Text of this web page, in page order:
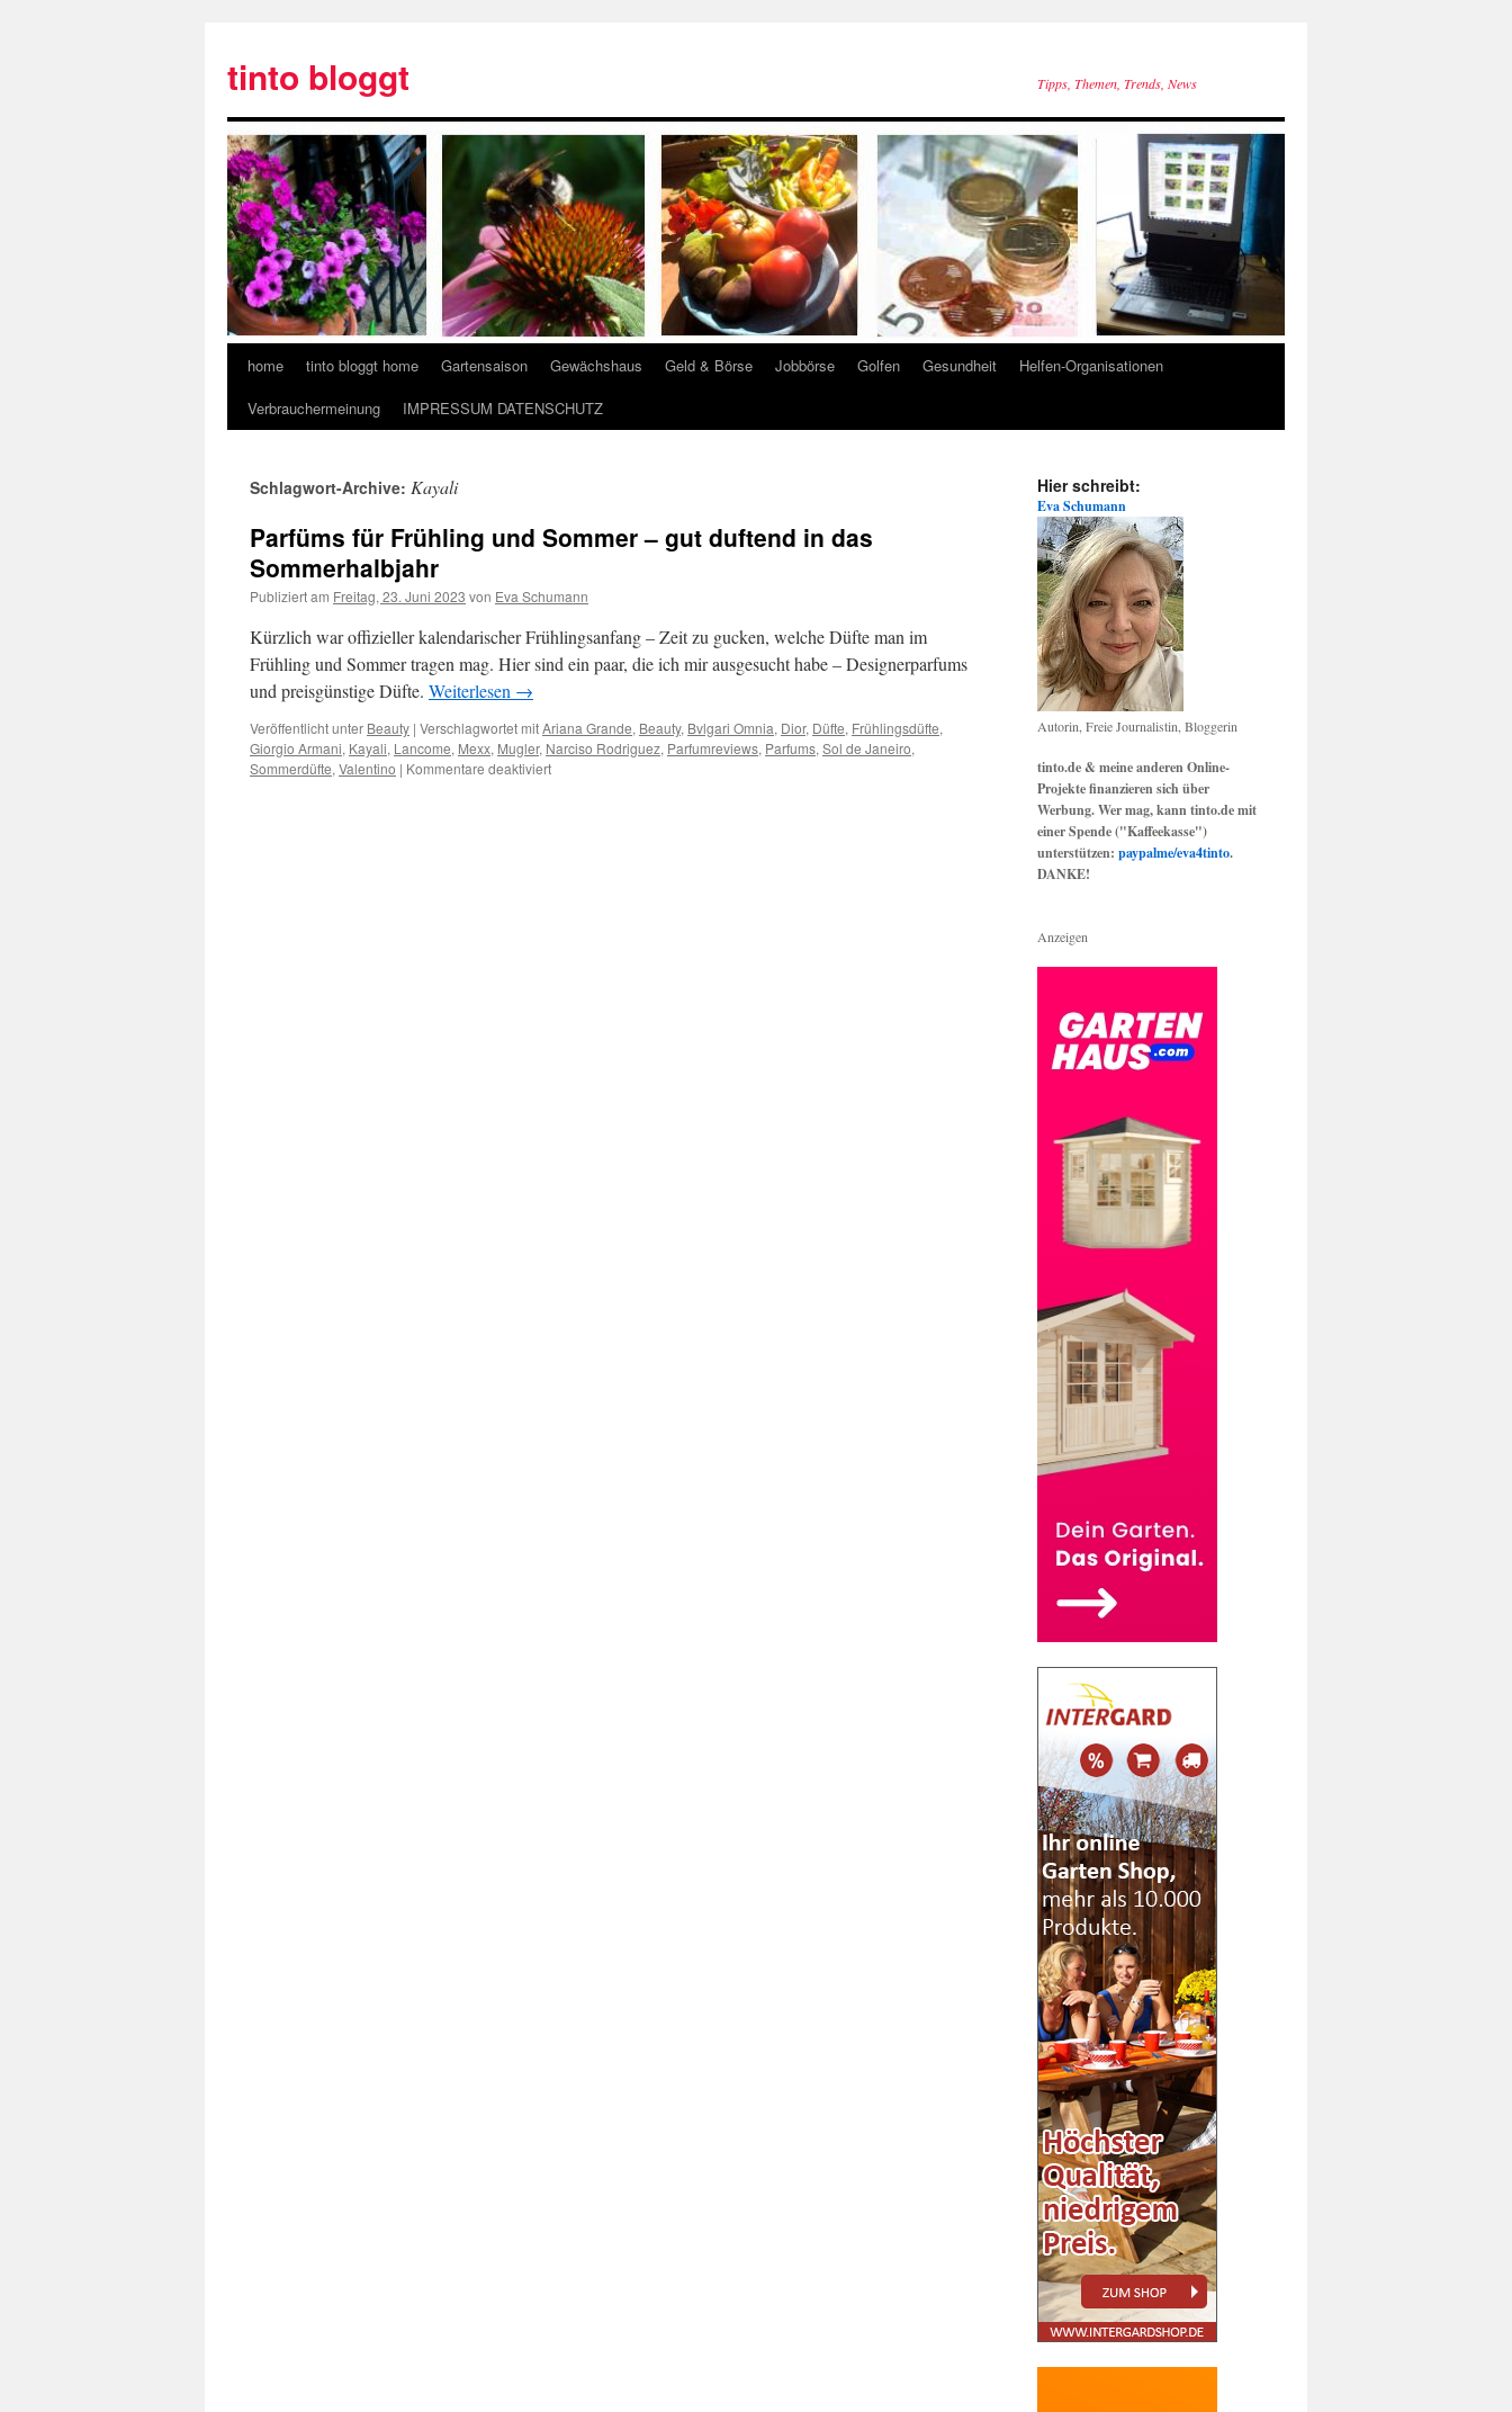
tinto bloggt Tipps, Themen, Trends, News
home tinto bloggt home Gartensaison Gewächshaus Geld & Börse Jobbörse Golfen Gesundheit
Helfen-Organisationen
Verbrauchermeinung
IMPRESSUM DATENSCHUTZ
Schlagwort-Archive: Kayali
Parfüms für Frühling und Sommer – gut duftend in das
Sommerhalbjahr
Publiziert am Freitag, 23. Juni 2023 von Eva Schumann
Kürzlich war offizieller kalendarischer Frühlingsanfang – Zeit zu gucken, welche Düfte man im
Frühling und Sommer tragen mag. Hier sind ein paar, die ich mir ausgesucht habe – Designerparfums
und preisgünstige Düfte. Weiterlesen →
Veröffentlicht unter Beauty | Verschlagwortet mitAriana Grande, Beauty, Bvlgari Omnia, Dior, Düfte, Frühlingsdüfte,
Giorgio Armani, Kayali, Lancome, Mexx, Mugler, Narciso Rodriguez, Parfumreviews, Parfums, Sol de Janeiro,
Sommerdüfte, Valentino | Kommentare deaktiviert
Hier schreibt:
Eva Schumann
Autorin, Freie Journalistin, Bloggerin
tinto.de & meine anderen Online-
Projekte finanzieren sich über
Werbung. Wer mag, kann tinto.de mit
einer Spende ("Kaffeekasse")
unterstützen: paypalme/eva4tinto.
DANKE!
Anzeigen